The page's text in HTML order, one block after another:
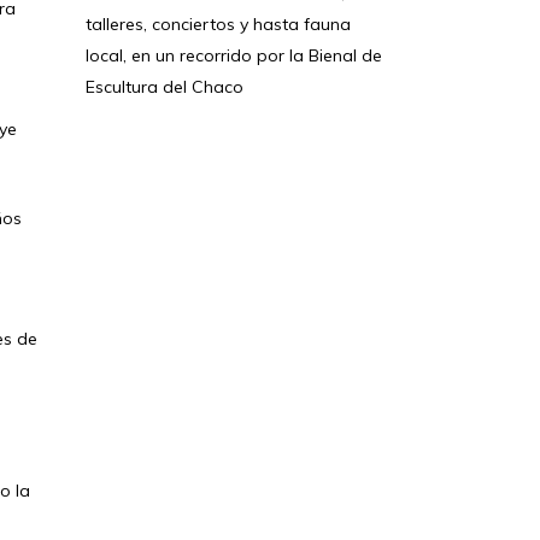
de
la
talleres, conciertos y hasta fauna
local, en un recorrido por la Bienal de
Escultura del Chaco